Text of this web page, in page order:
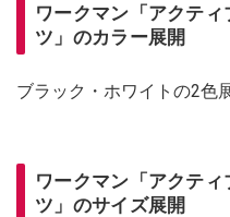
ワークマン「アクテ
ツ」のカラー展開
ブラック・ホワイトの2色
ワークマン「アクテ
ツ」のサイズ展開